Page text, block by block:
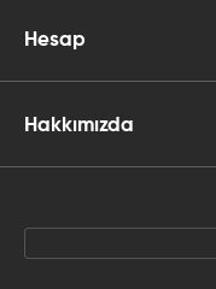
Hesap
Hakkımızda